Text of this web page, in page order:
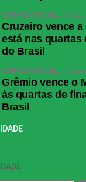
COPA DO BRASIL 3 dias
Cruzeiro vence a
está nas quartas
do Brasil
COPA DO BRASIL 3 dias
Grêmio vence o
às quartas de
Brasil